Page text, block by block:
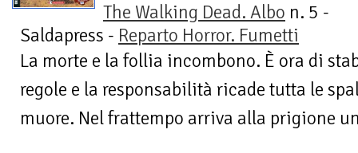
The Walking Dead. Albo n. 5 -
Saldapress - Reparto Horror. Fumetti
La morte e la follia incombono. È ora di
regole e la responsabilità ricade tutta le
muore. Nel frattempo arriva alla prigione